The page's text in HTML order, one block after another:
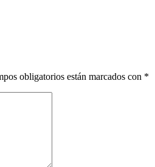
obligatorios están marcados con *